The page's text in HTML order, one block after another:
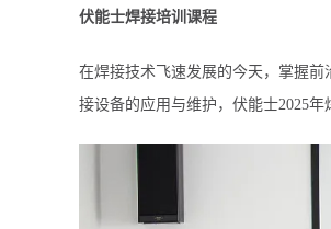
伏能士焊接培训课程
在焊接技术飞速发展的今天，掌握
接设备的应用与维护，伏能士2025